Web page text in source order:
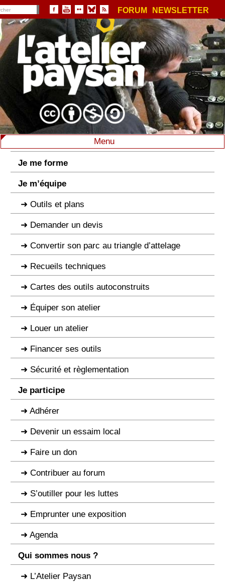
FORUM NEWSLETTER
Menu
Je me forme
Je m’équipe
Outils et plans
Demander un devis
Convertir son parc au triangle d’attelage
Recueils techniques
Cartes des outils autoconstruits
Équiper son atelier
Louer un atelier
Financer ses outils
Sécurité et règlementation
Je participe
Adhérer
Devenir un essaim local
Faire un don
Contribuer au forum
S’outiller pour les luttes
Emprunter une exposition
Agenda
Qui sommes nous ?
L’Atelier Paysan